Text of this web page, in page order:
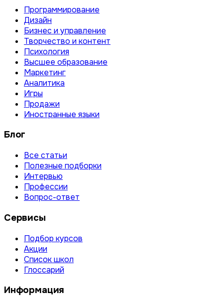
Программирование
Дизайн
Бизнес и управление
Творчество и контент
Психология
Высшее образование
Маркетинг
Аналитика
Игры
Продажи
Иностранные языки
Блог
Все статьи
Полезные подборки
Интервью
Профессии
Вопрос-ответ
Сервисы
Подбор курсов
Акции
Список школ
Глоссарий
Информация